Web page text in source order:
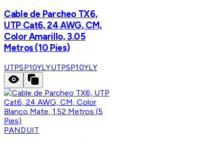
Cable de Parcheo TX6,
UTP Cat6, 24 AWG, CM,
Color Amarillo, 3.05
Metros (10 Pies)
UTPSP10YLYUTPSP10YLY
PANDUIT